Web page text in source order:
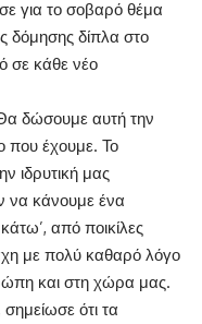
για το σοβαρό θέμα
δόμησης δίπλα στο
σε κάθε νέο
δώσουμε αυτή την
που έχουμε. Το
ιδρυτική μας
να κάνουμε ένα
από ποικίλες
με πολύ καθαρό λόγο
και στη χώρα μας.
ότι τα